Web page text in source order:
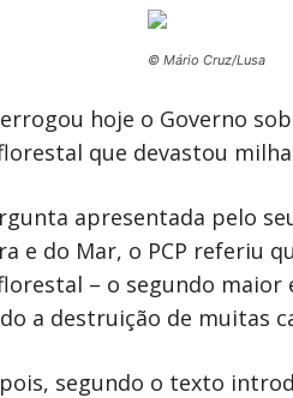
© Mário Cruz/Lusa
hoje o Governo
que devastou
apresentada pelo
e do Mar, o PCP referiu
– o segundo
a destruição de muitas
segundo o texto